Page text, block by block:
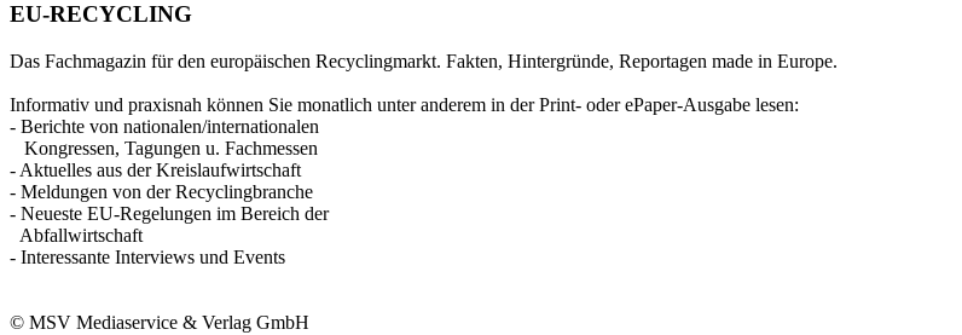
EU-RECYCLING
Das Fachmagazin für den europäischen Recyclingmarkt. Fakten, Hintergründe, Reportagen made in Europe.
Informativ und praxisnah können Sie monatlich unter anderem in der Print- oder ePaper-Ausgabe lesen:
- Berichte von nationalen/internationalen
Kongressen, Tagungen u. Fachmessen
- Aktuelles aus der Kreislaufwirtschaft
- Meldungen von der Recyclingbranche
- Neueste EU-Regelungen im Bereich der
Abfallwirtschaft
- Interessante Interviews und Events
© MSV Mediaservice & Verlag GmbH